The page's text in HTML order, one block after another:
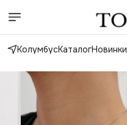
КолумбусКаталогНовинки